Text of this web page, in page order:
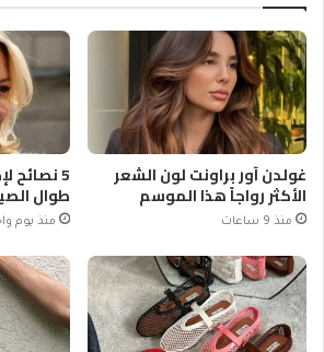
غولدن آور براونت لون الشعر
الأكثر رواجاً هذا الموسم
منذ 9 ساعات
5 نصائح
طوال
منذ يوم